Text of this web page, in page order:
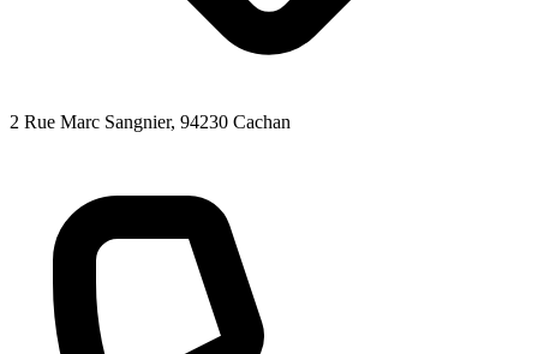
2 Rue Marc Sangnier, 94230 Cachan